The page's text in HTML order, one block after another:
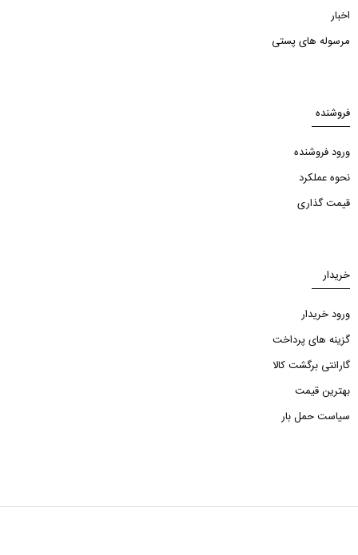
اخبار
مرسوله های پستی
فروشنده
ورود فروشنده
نحوه عملکرد
قیمت گذاری
خریدار
ورود خریدار
گزینه های پرداخت
گارانتی برگشت کالا
بهترین قیمت
سیاست حمل بار